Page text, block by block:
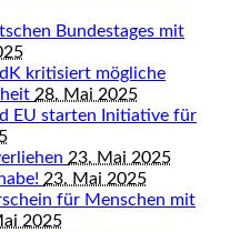
Bundestages mit
kritisiert mögliche
28. Mai 2025
EU starten Initiative für
23. Mai 2025
23. Mai 2025
für Menschen mit
2025